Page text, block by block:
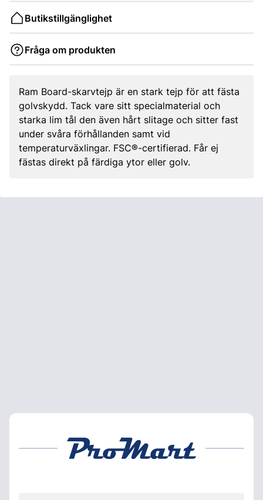
Butikstillgänglighet
Fråga om produkten
Ram Board-skarvtejp är en stark tejp för att fästa
golvskydd. Tack vare sitt specialmaterial och
starka lim tål den även hårt slitage och sitter fast
under svåra förhållanden samt vid
temperaturväxlingar. FSC®-certifierad. Får ej
fästas direkt på färdiga ytor eller golv.